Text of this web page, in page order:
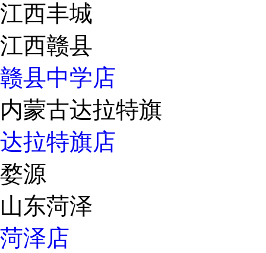
江西丰城
江西赣县
赣县中学店
内蒙古达拉特旗
达拉特旗店
婺源
山东菏泽
菏泽店